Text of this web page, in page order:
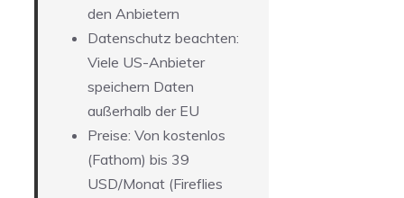
den Anbietern
Datenschutz beachten:
Viele US-Anbieter
speichern Daten
außerhalb der EU
Preise: Von kostenlos
(Fathom) bis 39
USD/Monat (Fireflies